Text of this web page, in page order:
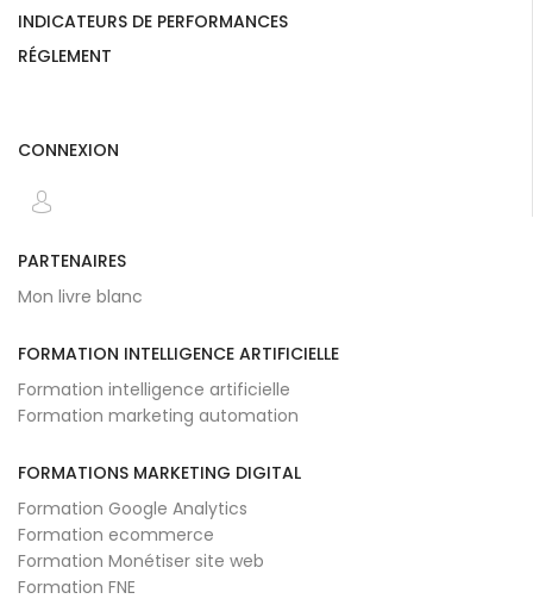
INDICATEURS DE PERFORMANCES
RÉGLEMENT
CONNEXION
PARTENAIRES
Mon livre blanc
FORMATION INTELLIGENCE ARTIFICIELLE
Formation intelligence artificielle
Formation marketing automation
FORMATIONS MARKETING DIGITAL
Formation Google Analytics
Formation ecommerce
Formation Monétiser site web
Formation FNE